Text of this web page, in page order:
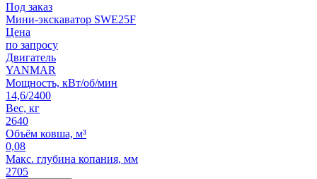
Под заказ
Мини-экскаватор SWE25F
Цена
по запросу
Двигатель
YANMAR
Мощность, кВт/об/мин
14,6/2400
Вес, кг
2640
Объём ковша, м³
0,08
Макс. глубина копания, мм
2705